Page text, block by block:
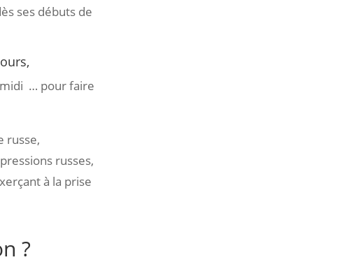
ses débuts de
… pour faire
russe,
russes,
à la prise
?